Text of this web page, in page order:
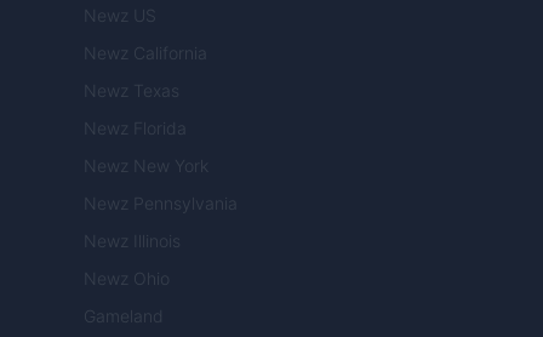
Newz US
Newz California
Newz Texas
Newz Florida
Newz New York
Newz Pennsylvania
Newz Illinois
Newz Ohio
Gameland